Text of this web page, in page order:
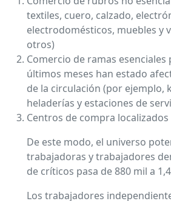
textiles, cuero, calzado,
electrodomésticos, muebles y
otros)
Comercio de ramas esenciales
últimos meses han estado
de la circulación (por ejemplo,
heladerías y estaciones de
Centros de compra localizados
De este modo, el universo
trabajadoras y trabajadores
de críticos pasa de 880 mil a
Los trabajadores